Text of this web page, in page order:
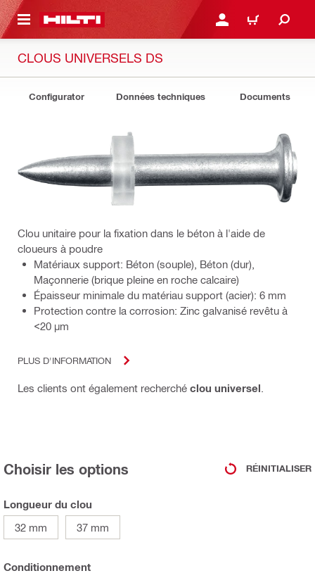
SE CONNECTER OU
PANIER
CLOUS UNIVERSELS DS
Configurator Données techniques Documents
Clou unitaire pour la fixation dans le béton à l'aide de
cloueurs à poudre
Matériaux support: Béton (souple), Béton (dur),
Maçonnerie (brique pleine en roche calcaire)
Épaisseur minimale du matériau support (acier): 6 mm
Protection contre la corrosion: Zinc galvanisé revêtu à
<20 µm
PLUS D'INFORMATION
Les clients ont également recherché clou universel
Choisir les options RÉINITIALISER
Longueur du clou
32 mm
37 mm
Conditionnement